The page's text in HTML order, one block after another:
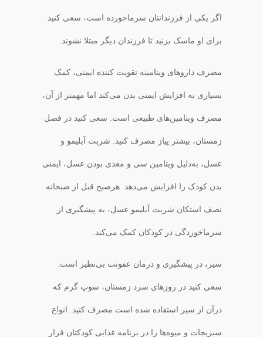
اگر یکی از فرزندانتان سرماخورده است، سعی کنید
برای او ماسک بزنید تا فرزندان دیگر مبتلا نشوند.
مصرف دارو‌های ویتامینه تقویت کننده ایمنی، کمک
بسیاری به افزایش ایمنی بدن می‌کند اما مهمتر از آن،
مصرف ویتامین‌های طبیعی است. سعی کنید در فصل
زمستان، بیشتر پیاز مصرف کنید. شربت آبلیمو و
عسل، به‌دلیل ویتامین سی و مغذی بودن عسل، ایمنی
بدن کودک را افزایش می‌دهد. هرصبح قبل از صبحانه
نصف استکان شربت آبلیمو عسل، به پیشگیری از
سرماخوردگی در کودکان کمک می‌کند.
سیر، در پیشگیری و درمان عفونت بی‌نظیر است.
سعی کنید در روز‌های سرد زمستان، سوپ گرم که
درآن از سیر استفاده شده است مصرف کنید‌. انواع
سبزیجات و میوه‌ها را در برنامه غذایی کودکتان قرار